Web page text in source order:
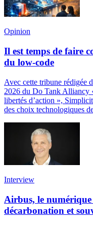
Opinion
Il est temps de faire
du low-code
Avec cette tribune rédigée
2026 du Do Tank Alliancy
libertés d’action »,
des choix technologiques
Interview
Airbus, le
décarbonation et